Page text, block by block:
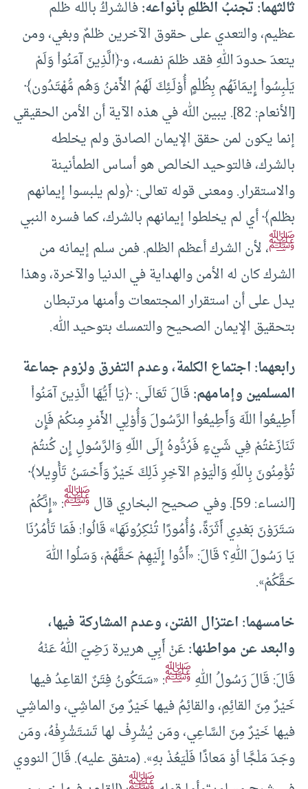
ثالثهما: تجنبُ الظلمِ بأنواعه:فالشركُ بالله ظلم
عظيم، والتعدي على حقوق الآخرين ظلمٌ وبغي، ومن
يتعدَ حدودَ اللهِ فقد ظلمَ نفسه، و﴿الَّذِينَ آمَنُواْ وَلَمْ
يَلْبِسُواْ إِيمَانَهُم بِظُلْمٍ أُوْلَـئِكَ لَهُمُ الأَمْنُ وَهُم مُّهْتَدُون﴾
[الأنعام: 82]. يبين الله في هذه الآية أن الأمن الحقيقي
إنما يكون لمن حقق الإيمان الصادق ولم يخلطه
بالشرك، فالتوحيد الخالص هو أساس الطمأنينة
والاستقرار. ومعنى قوله تعالى: ﴿ولم يلبسوا إيمانهم
بظلم﴾ أي لم يخلطوا إيمانهم بالشرك، كما فسره النبي
ﷺ، لأن الشرك أعظم الظلم. فمن سلم إيمانه من
الشرك كان له الأمن والهداية في الدنيا والآخرة، وهذا
يدل على أن استقرار المجتمعات وأمنها مرتبطان
بتحقيق الإيمان الصحيح والتمسك بتوحيد الله.
رابعهما: اجتماع الكلمة، وعدم التفرق ولزوم جماعة
المسلمين وإمامهم:قَالَ تَعَالَى: ﴿يَا أَيُّهَا الَّذِينَ آمَنُواْ
أَطِيعُواْ اللّهَ وَأَطِيعُواْ الرَّسُولَ وَأُوْلِي الأَمْرِ مِنكُمْ فَإِن
تَنَازَعْتُمْ فِي شَيْءٍ فَرُدُّوهُ إِلَى اللّهِ وَالرَّسُولِ إِن كُنتُمْ
تُؤْمِنُونَ بِاللّهِ وَالْيَوْمِ الآخِرِ ذَلِكَ خَيْرٌ وَأَحْسَنُ تَأْوِيلا﴾
[النساء: 59]. وفي صحيح البخاري قال
ﷺ: «إِنَّكُمْ
سَتَرَوْنَ بَعْدِي أَثَرَةً، وُأُمُورًا تُنْكِرُونَهَا» قَالُوا: فَمَا تَأْمُرُنَا
يَا رَسُولَ اللهِ؟ قَالَ: «أَدُّوا إِلَيْهِمْ حَقَّهُمْ، وَسَلُوا اللهَ
حَقَّكُمْ».
خامسهما: اعتزال الفتن، وعدم المشاركة فيها،
والبعد عن مواطنها:عَنْ أَبِي هريرة رَضِيَ اللهُ عَنْهُ
قَالَ: قَالَ رَسُولُ اللهِﷺ: «سَتَكُونُ فِتَنٌ القاعِدُ فيها
خَيْرٌ مِنَ القائِمِ، والقائِمُ فيها خَيْرٌ مِنَ الماشِي، والماشِي
فيها خَيْرٌ مِنَ السَّاعِي، ومَن يُشْرِفْ لها تَسْتَشْرِفْهُ، ومَن
وجَدَ مَلْجًَا أوْ مَعاذًا فَلْيَعُذْ بهِ». (متفق عليه). قَالَ ﺍﻟﻨﻮﻭﻱ